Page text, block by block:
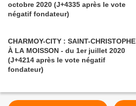
octobre 2020 (J+4335 après le vote
négatif fondateur)
CHARMOY-CITY : SAINT-CHRISTOPHE
À LA MOISSON - du 1er juillet 2020
(J+4214 après le vote négatif
fondateur)